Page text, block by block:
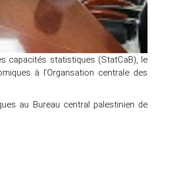
capacités statistiques (StatCaB), le
à l’Organsation centrale des
au Bureau central palestinien de